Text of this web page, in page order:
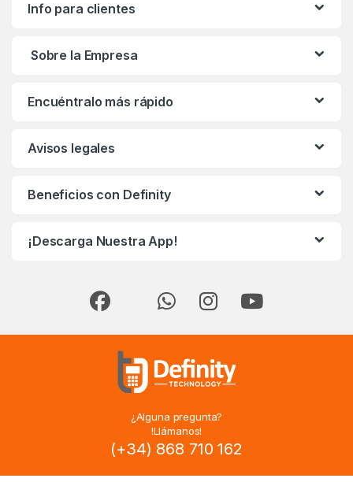
Info para clientes
Sobre la Empresa
Encuéntralo más rápido
Avisos legales
Beneficios con Definity
¡Descarga Nuestra App!
¿Alguna pregunta?
!Llámanos!
(+34) 868 710 162